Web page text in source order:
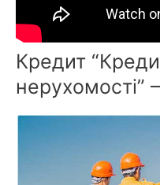
Кредит
нерухомості”